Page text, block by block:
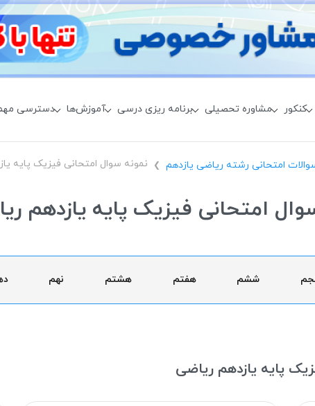
کنکور مشاوره تحصیلی برنامه ریزی درسی آموزش‌ها دسترسی
امتحانی رشته ریاضی یازدهم ❯ نمونه سوال امتحانی فیزیک پایه
امتحانی فیزیک پایه یازدهم
ششم هفتم هشتم نهم
پایه یازدهم ریاضی